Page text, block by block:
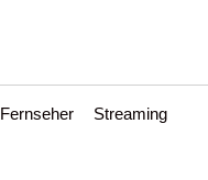
Fernseher Streaming